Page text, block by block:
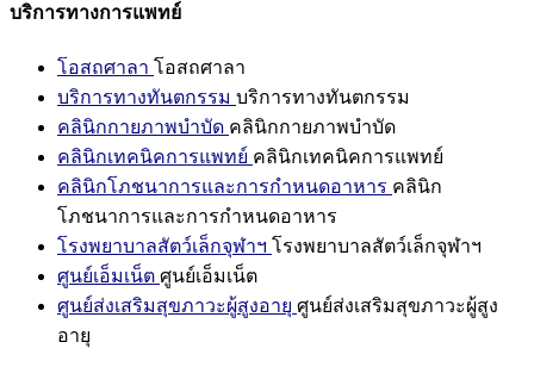
บริการทางการแพทย์
โอสถศาลา โอสถศาลา
บริการทางทันตกรรม บริการทางทันตกรรม
คลินิกกายภาพบำบัด คลินิกกายภาพบำบัด
คลินิกเทคนิคการแพทย์ คลินิกเทคนิคการแพทย์
คลินิกโภชนาการและการกำหนดอาหาร คลินิก
โภชนาการและการกำหนดอาหาร
โรงพยาบาลสัตว์เล็กจุฬาฯ โรงพยาบาลสัตว์เล็กจุฬาฯ
ศูนย์เอ็มเน็ต ศูนย์เอ็มเน็ต
ศูนย์ส่งเสริมสุขภาวะผู้สูงอายุ ศูนย์ส่งเสริมสุขภาวะผู้สูง
อายุ